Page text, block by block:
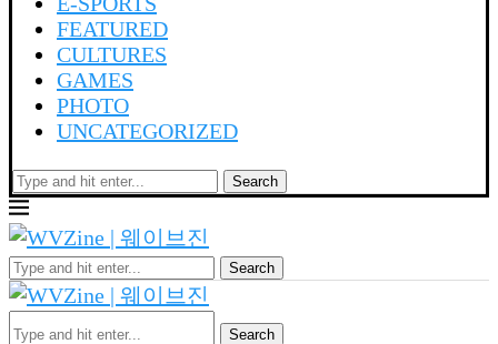
FEATURED
CULTURES
GAMES
PHOTO
UNCATEGORIZED
Search
Search
Search